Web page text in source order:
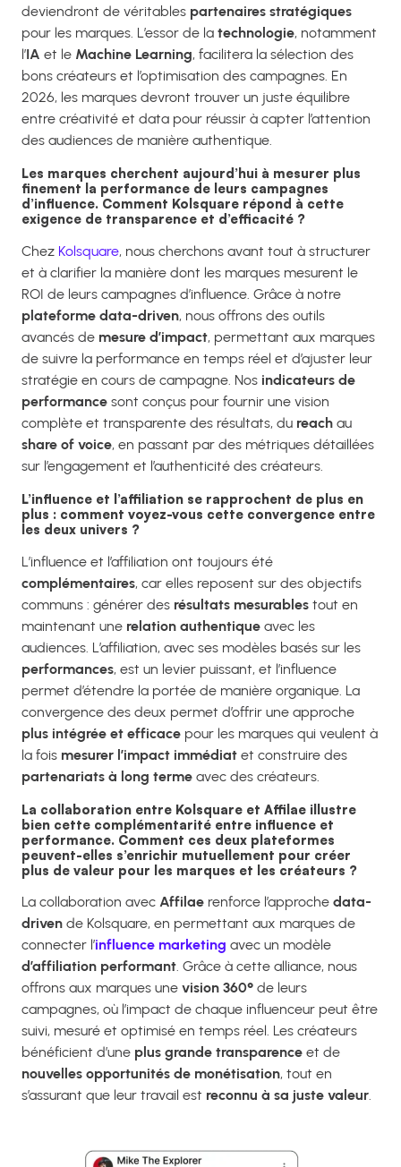
deviendront de véritables partenaires stratégiques
pour les marques. L’essor de la technologie, notamment
l’IA et le Machine Learning, facilitera la sélection des
bons créateurs et l’optimisation des campagnes. En
2026, les marques devront trouver un juste équilibre
entre créativité et data pour réussir à capter l’attention
des audiences de manière authentique.
Les marques cherchent aujourd’hui à mesurer plus
finement la performance de leurs campagnes
d’influence. Comment Kolsquare répond à cette
exigence de transparence et d’efficacité ?
Chez Kolsquare, nous cherchons avant tout à structurer
et à clarifier la manière dont les marques mesurent le
ROI de leurs campagnes d’influence. Grâce à notre
plateforme data-driven, nous offrons des outils
avancés de mesure d’impact, permettant aux marques
de suivre la performance en temps réel et d’ajuster leur
stratégie en cours de campagne. Nos indicateurs de
performance sont conçus pour fournir une vision
complète et transparente des résultats, du reach au
share of voice, en passant par des métriques détaillées
sur l’engagement et l’authenticité des créateurs.
L’influence et l’affiliation se rapprochent de plus en
plus : comment voyez-vous cette convergence entre
les deux univers ?
L’influence et l’affiliation ont toujours été
complémentaires, car elles reposent sur des objectifs
communs : générer des résultats mesurables tout en
maintenant une relation authentique avec les
audiences. L’affiliation, avec ses modèles basés sur les
performances, est un levier puissant, et l’influence
permet d’étendre la portée de manière organique. La
convergence des deux permet d’offrir une approche
plus intégrée et efficace pour les marques qui veulent à
la fois mesurer l’impact immédiat et construire des
partenariats à long terme avec des créateurs.
La collaboration entre Kolsquare et Affilae illustre
bien cette complémentarité entre influence et
performance. Comment ces deux plateformes
peuvent-elles s’enrichir mutuellement pour créer
plus de valeur pour les marques et les créateurs ?
La collaboration avec Affilae renforce l’approche data-
driven de Kolsquare, en permettant aux marques de
connecter l’influence marketing avec un modèle
d’affiliation performant. Grâce à cette alliance, nous
offrons aux marques une vision 360° de leurs
campagnes, où l’impact de chaque influenceur peut être
suivi, mesuré et optimisé en temps réel. Les créateurs
bénéficient d’une plus grande transparence et de
nouvelles opportunités de monétisation, tout en
s’assurant que leur travail est reconnu à sa juste valeur.